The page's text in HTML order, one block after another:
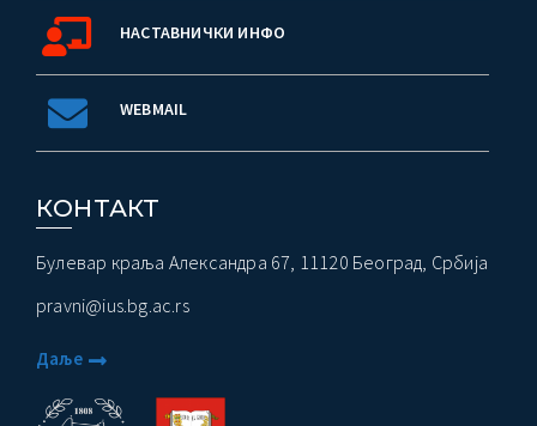
НАСТАВНИЧКИ ИНФО
WEBMAIL
КОНТАКТ
Булевар краља Александра 67, 11120 Београд, Србија
pravni@ius.bg.ac.rs
Даље